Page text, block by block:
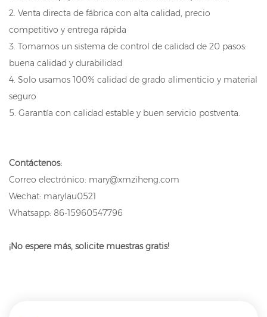
2. Venta directa de fábrica con alta calidad, precio
competitivo y entrega rápida
3. Tomamos un sistema de control de calidad de 20 pasos:
buena calidad y durabilidad
4. Solo usamos 100% calidad de grado alimenticio y material
seguro
5. Garantía con calidad estable y buen servicio postventa.
Contáctenos:
Correo electrónico: mary@xmziheng.com
Wechat: marylau0521
Whatsapp: 86-15960547796
¡No espere más, solicite muestras gratis!